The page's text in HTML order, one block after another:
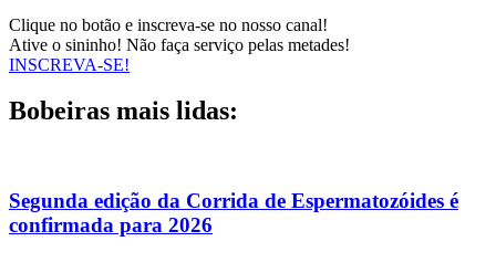
Clique no botão e inscreva-se no nosso canal!
Ative o sininho! Não faça serviço pelas metades!
INSCREVA-SE!
Bobeiras mais lidas:
Segunda edição da Corrida de Espermatozóides é
confirmada para 2026